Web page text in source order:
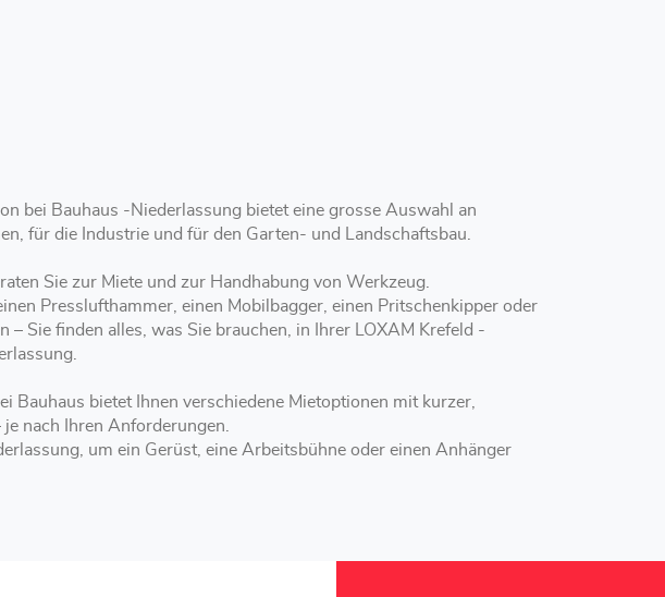
bei Bauhaus -Niederlassung bietet eine grosse Auswahl an
für die Industrie und für den Garten- und Landschaftsbau.
Sie zur Miete und zur Handhabung von Werkzeug.
Presslufthammer, einen Mobilbagger, einen Pritschenkipper oder
– Sie finden alles, was Sie brauchen, in Ihrer LOXAM Krefeld -
mit kurzer,
nach Ihren Anforderungen.
um ein Gerüst, eine Arbeitsbühne oder einen Anhänger